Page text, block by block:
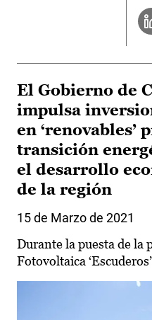
El Gobierno de
impulsa
en ‘renovables’
transición
el desarrollo
de la región
15 de Marzo de 2021
Durante la puesta de la
Fotovoltaica ‘Escuderos’